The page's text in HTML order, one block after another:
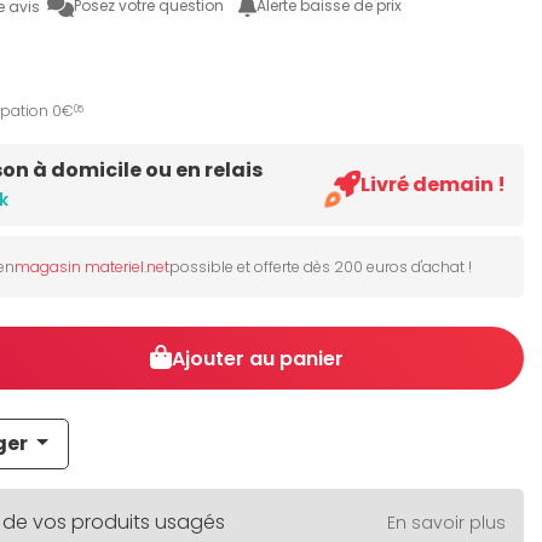
avis Posez votre question Alerte baisse de prix
0€05
à domicile ou en relais
Livré demain !
magasin materiel.netpossible et offerte dès 200 euros d'achat !
Ajouter au panier
de vos produits usagés En savoir plus